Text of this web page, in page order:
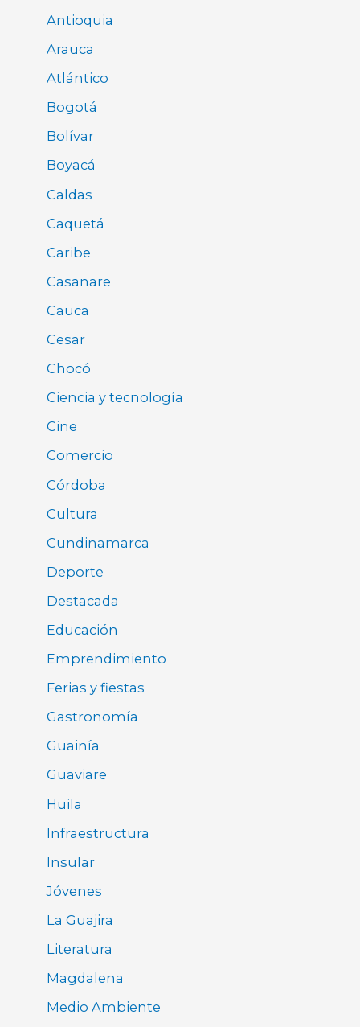
Antioquia
Arauca
Atlántico
Bogotá
Bolívar
Boyacá
Caldas
Caquetá
Caribe
Casanare
Cauca
Cesar
Chocó
Ciencia y tecnología
Cine
Comercio
Córdoba
Cultura
Cundinamarca
Deporte
Destacada
Educación
Emprendimiento
Ferias y fiestas
Gastronomía
Guainía
Guaviare
Huila
Infraestructura
Insular
Jóvenes
La Guajira
Literatura
Magdalena
Medio Ambiente